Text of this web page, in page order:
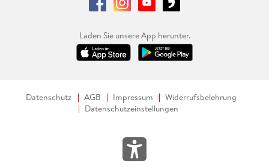
Laden Sie unsere App herunter.
Datenschutz AGB Impressum
Widerrufsbelehrung
Datenschutzeinstellungen